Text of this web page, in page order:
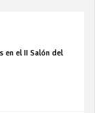
en el II Salón del